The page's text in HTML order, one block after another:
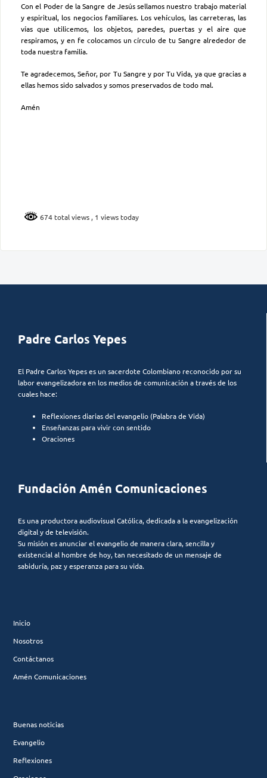
Con el Poder de la Sangre de Jesús sellamos nuestro trabajo material
y espiritual, los negocios familiares. Los vehículos, las carreteras, las
vías que utilicemos, los objetos, paredes, puertas y el aire que
respiramos, y en fe colocamos un círculo de tu Sangre alrededor de
toda nuestra familia.
Te agradecemos, Señor, por Tu Sangre y por Tu Vida, ya que gracias a
ellas hemos sido salvados y somos preservados de todo mal.
Amén
674 total views , 1 views today
Padre Carlos Yepes
El Padre Carlos Yepes es un sacerdote Colombiano reconocido por su
labor evangelizadora en los medios de comunicación a través de los
cuales hace:
Reflexiones diarias del evangelio (Palabra de Vida)
Enseñanzas para vivir con sentido
Oraciones
Fundación Amén Comunicaciones
Es una productora audiovisual Católica, dedicada a la evangelización
digital y de televisión.
Su misión es anunciar el evangelio de manera clara, sencilla y
existencial al hombre de hoy, tan necesitado de un mensaje de
sabiduría, paz y esperanza para su vida.
Inicio
Nosotros
Contáctanos
Amén Comunicaciones
Buenas noticias
Evangelio
Reflexiones